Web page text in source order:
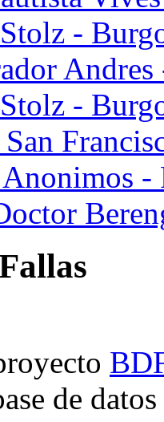
-
Andres
-
San
Anonimos
de